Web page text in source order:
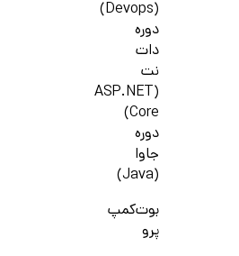
(Devops)
دوره
دات
نت
(ASP.NET
Core)
دوره
جاوا
(Java)
بوت‌کمپ
پرو